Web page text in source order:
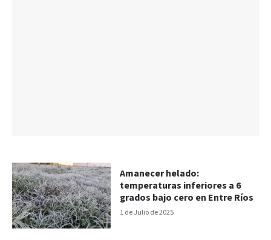
1 de Julio de 2025
Amanecer helado:
temperaturas inferiores a 6
grados bajo cero en Entre Ríos